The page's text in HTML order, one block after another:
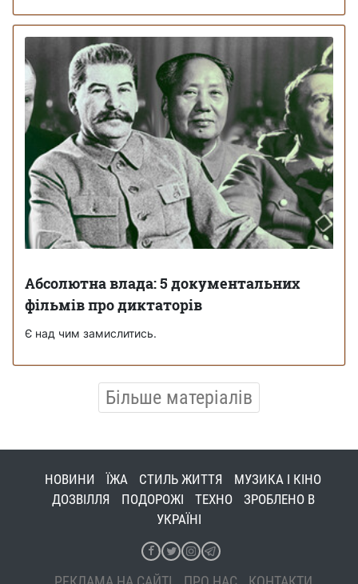
Абсолютна влада: 5 документальних
фільмів про диктаторів
Є над чим замислитись.
Більше матеріалів
НОВИНИ ЇЖА СТИЛЬ ЖИТТЯ
МУЗИКА І КІНО
ДОЗВІЛЛЯ
ПОДОРОЖІ ТЕХНО
ЗРОБЛЕНО В
УКРАЇНІ